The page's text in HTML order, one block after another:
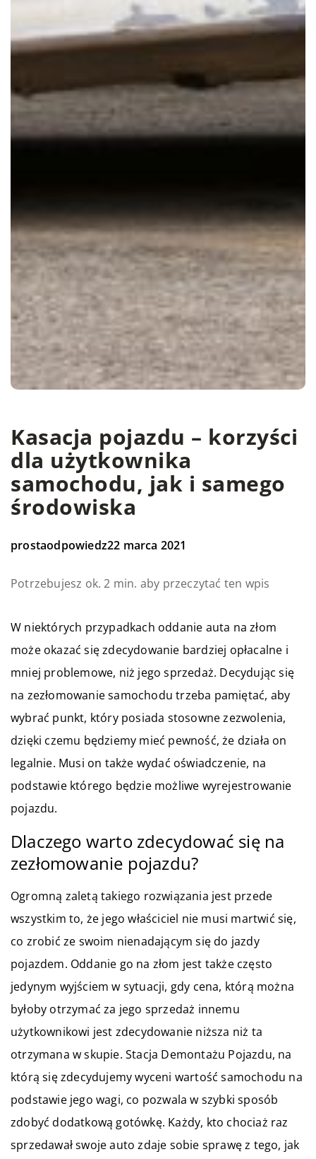
Kasacja pojazdu – korzyści
dla użytkownika
samochodu, jak i samego
środowiska
prostaodpowiedz22 marca 2021
Potrzebujesz ok. 2 min. aby przeczytać ten wpis
W niektórych przypadkach oddanie auta na złom
może okazać się zdecydowanie bardziej opłacalne i
mniej problemowe, niż jego sprzedaż. Decydując się
na zezłomowanie samochodu trzeba pamiętać, aby
wybrać punkt, który posiada stosowne zezwolenia,
dzięki czemu będziemy mieć pewność, że działa on
legalnie. Musi on także wydać oświadczenie, na
podstawie którego będzie możliwe wyrejestrowanie
pojazdu.
Dlaczego warto zdecydować się na
zezłomowanie pojazdu?
Ogromną zaletą takiego rozwiązania jest przede
wszystkim to, że jego właściciel nie musi martwić się,
co zrobić ze swoim nienadającym się do jazdy
pojazdem. Oddanie go na złom jest także często
jedynym wyjściem w sytuacji, gdy cena, którą można
byłoby otrzymać za jego sprzedaż innemu
użytkownikowi jest zdecydowanie niższa niż ta
otrzymana w skupie. Stacja Demontażu Pojazdu, na
którą się zdecydujemy wyceni wartość samochodu na
podstawie jego wagi, co pozwala w szybki sposób
zdobyć dodatkową gotówkę. Każdy, kto chociaż raz
sprzedawał swoje auto zdaje sobie sprawę z tego, jak